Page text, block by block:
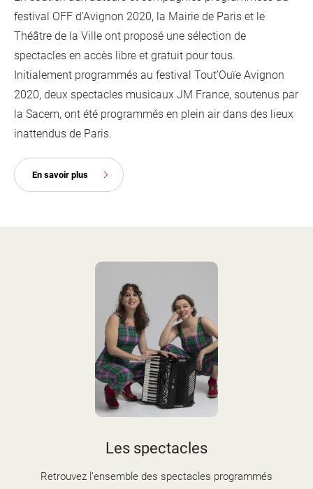
festival OFF d’Avignon 2020, la Mairie de Paris et le
Théâtre de la Ville ont proposé une sélection de
spectacles en accès libre et gratuit pour tous.
Initialement programmés au festival Tout’Ouïe Avignon
2020, deux spectacles musicaux JM France, soutenus par
la Sacem, ont été programmés en plein air dans des lieux
inattendus de Paris.
En savoir plus
Les spectacles
Retrouvez l’ensemble des spectacles programmés